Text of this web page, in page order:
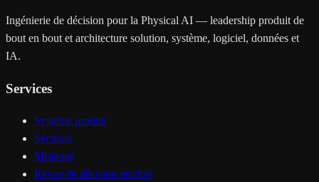
Ingénierie de décision pour la Physical AI — leadership produit de
bout en bout et architecture solution, système, logiciel, données et
IA.
Services
Système produit
Secteurs
Missions
Revue de décision produit